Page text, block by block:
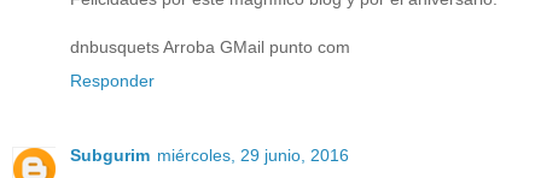
dnbusquets Arroba GMail punto com
Responder
Subgurim miércoles, 29 junio, 2016